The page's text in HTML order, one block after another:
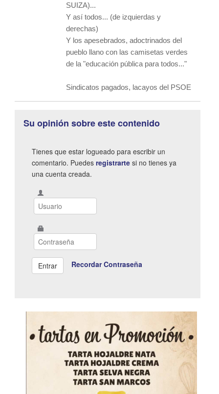
SUIZA)...
Y así todos... (de izquierdas y
derechas)
Y los apesebrados, adoctrinados del
pueblo llano con las camisetas verdes
de la "educación pública para todos..."
Sindicatos pagados, lacayos del PSOE
Su opinión sobre este contenido
Tienes que estar logueado para escribir un
comentario. Puedes registrarte si no tienes ya
una cuenta creada.
Recordar Contraseña